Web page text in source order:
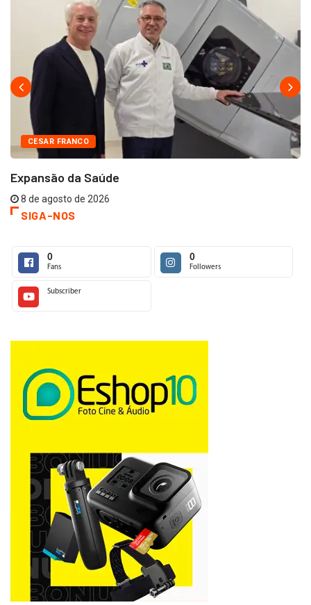
CESAR FRANCO
Expansão da Saúde
8 de agosto de 2026
SIGA-NOS
0
Fans
0
Followers
Subscriber